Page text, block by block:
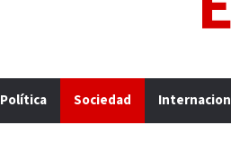
Política Sociedad